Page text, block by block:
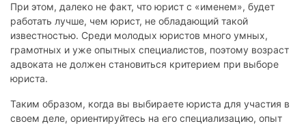
При этом, далеко не факт, что юрист с «именем», будет
работать лучше, чем юрист, не обладающий такой
известностью. Среди молодых юристов много умных,
грамотных и уже опытных специалистов, поэтому возраст
адвоката не должен становиться критерием при выборе
юриста.
Таким образом, когда вы выбираете юриста для участия в
своем деле, ориентируйтесь на его специализацию, опыт